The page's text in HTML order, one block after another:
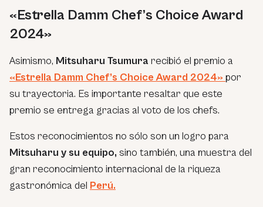
«Estrella Damm Chef’s Choice Award
2024»
Asimismo, Mitsuharu Tsumura recibió el premio a
«Estrella Damm Chef’s Choice Award 2024» por
su trayectoria. Es importante resaltar que este
premio se entrega gracias al voto de los chefs.
Estos reconocimientos no sólo son un logro para
Mitsuharu y su equipo, sino también, una muestra del
gran reconocimiento internacional de la riqueza
gastronómica del Perú.